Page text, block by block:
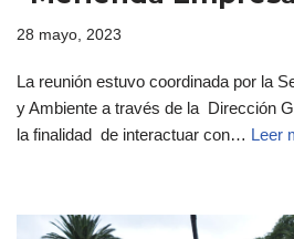
28 mayo, 2023
La reunión estuvo coordinada por la
y Ambiente a través de la Dirección
la finalidad de interactuar con… Leer